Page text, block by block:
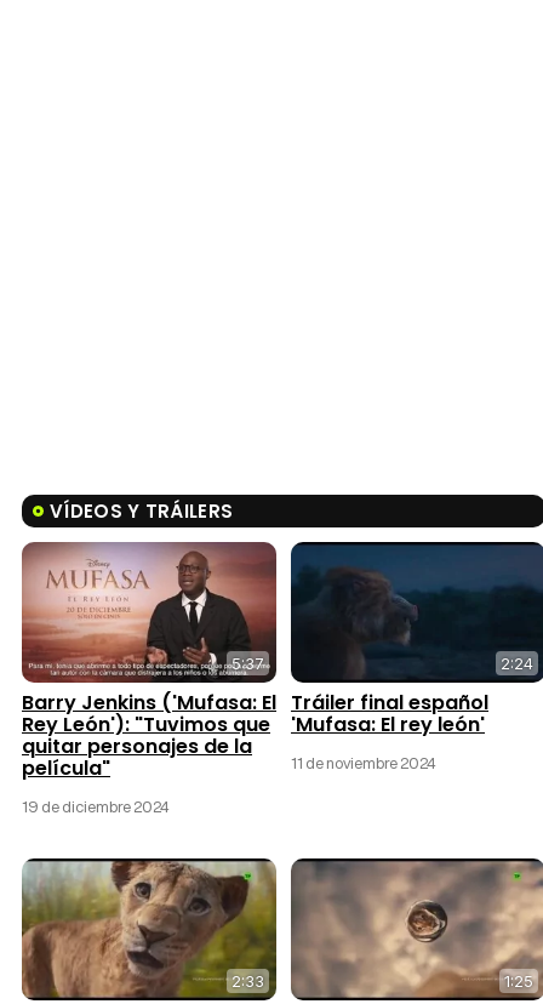
VÍDEOS Y TRÁILERS
5:37
Barry Jenkins ('Mufasa: El
Rey León'): "Tuvimos que
quitar personajes de la
película"
19 de diciembre 2024
2:24
Tráiler final español
'Mufasa: El rey león'
11 de noviembre 2024
2:33 1:25